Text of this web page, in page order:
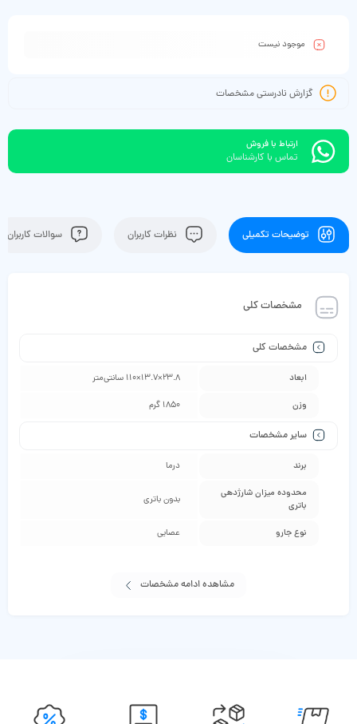
موجود نیست
گزارش نادرستی مشخصات
ارتباط با فروش
تماس با کارشناسان
توضیحات تکمیلی نظرات کاربران سوالات کاربران
مشخصات کلی
مشخصات کلی
ابعاد 23.8×13.7×110 سانتی‌متر
وزن 1850 گرم
سایر مشخصات
برند درما
محدوده میزان شارژدهی
باتری
بدون باتری
نوع جارو عصایی
مشاهده ادامه مشخصات